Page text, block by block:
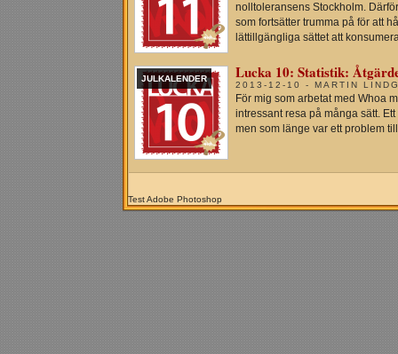
nolltoleransens Stockholm.
som fortsätter trumma på för att
lättillgängliga sättet att
JULKALENDER Lucka 10: Statistik:
2013-12-10 - MARTIN
För mig som arbetat med Whoa
intressant resa på många sätt.
men som länge var ett problem
Test Adobe Photoshop